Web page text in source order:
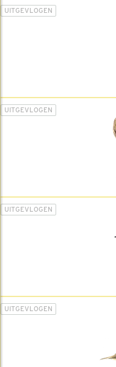
UITGEVLOGEN
UITGEVLOGEN
UITGEVLOGEN
UITGEVLOGEN